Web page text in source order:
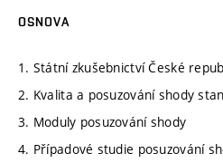
OSNOVA
1. Státní zkušebnictví České
2. Kvalita a posuzování shody
3. Moduly posuzování shody
4. Případové studie posuzování